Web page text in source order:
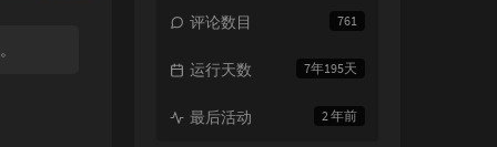
761
评论数目
7年195天
运行天数
2 年前
最后活动